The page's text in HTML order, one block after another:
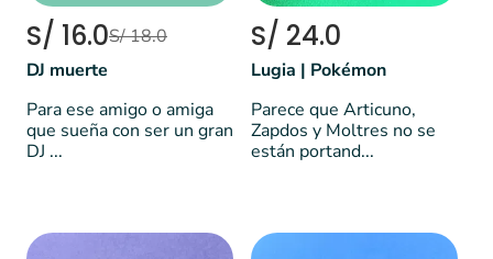
S/ 16.0S/ 18.0
DJ muerte
Para ese amigo o amiga
que sueña con ser un gran
DJ ...
S/ 24.0
Lugia | Pokémon
Parece que Articuno,
Zapdos y Moltres no se
están portand...